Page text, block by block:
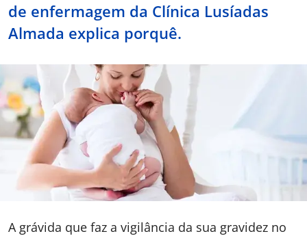
Sport
a nós
de enfermagem da Clínica Lusíadas
Almada explica porquê.
A grávida que faz a vigilância da sua gravidez no